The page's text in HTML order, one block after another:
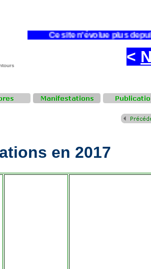
Ce site n'évolue plus
<
en 2017